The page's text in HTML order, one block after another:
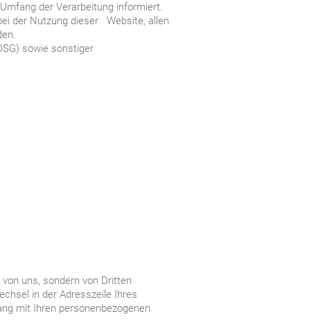
der Verarbeitung informiert.
der Nutzung dieser Website, allen
sowie sonstiger
uns, sondern von Dritten
in der Adresszeile Ihres
mit Ihren personenbezogenen